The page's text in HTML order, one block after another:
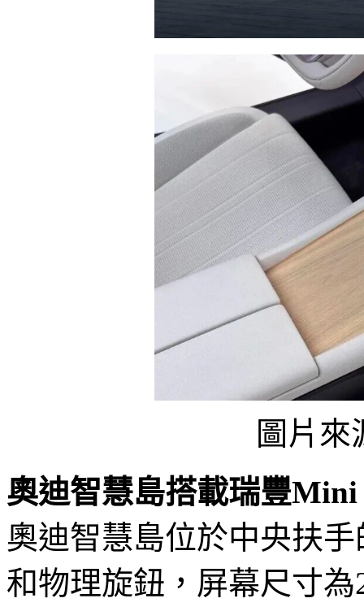
圖片來
奧迪智慧島搭載瑞豐
奧迪智慧島位於中央扶
和物理旋鈕，屏幕尺寸